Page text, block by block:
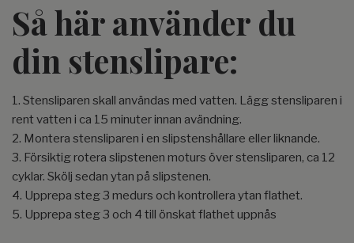
Så här använder du
din stenslipare:
1. Stensliparen skall användas med vatten. Lägg stensliparen i
rent vatten i ca 15 minuter innan avändning.
2. Montera stensliparen i en slipstenshållare eller liknande.
3. Försiktig rotera slipstenen moturs över stensliparen, ca 12
cyklar. Skölj sedan ytan på slipstenen.
4. Upprepa steg 3 medurs och kontrollera ytan flathet.
5. Upprepa steg 3 och 4 till önskat flathet uppnås